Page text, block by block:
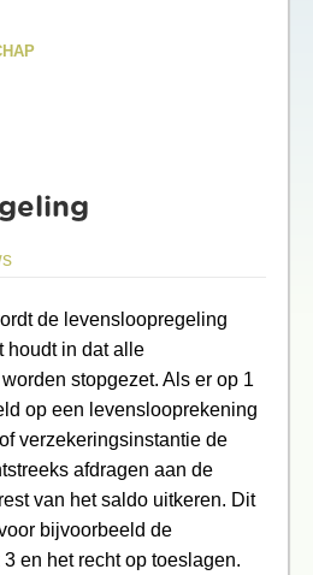
de levensloopregeling
houdt in dat alle
stopgezet. Als er op 1
op een levenslooprekening
verzekeringsinstantie de
afdragen aan de
van het saldo uitkeren. Dit
bijvoorbeeld de
en het recht op toeslagen.